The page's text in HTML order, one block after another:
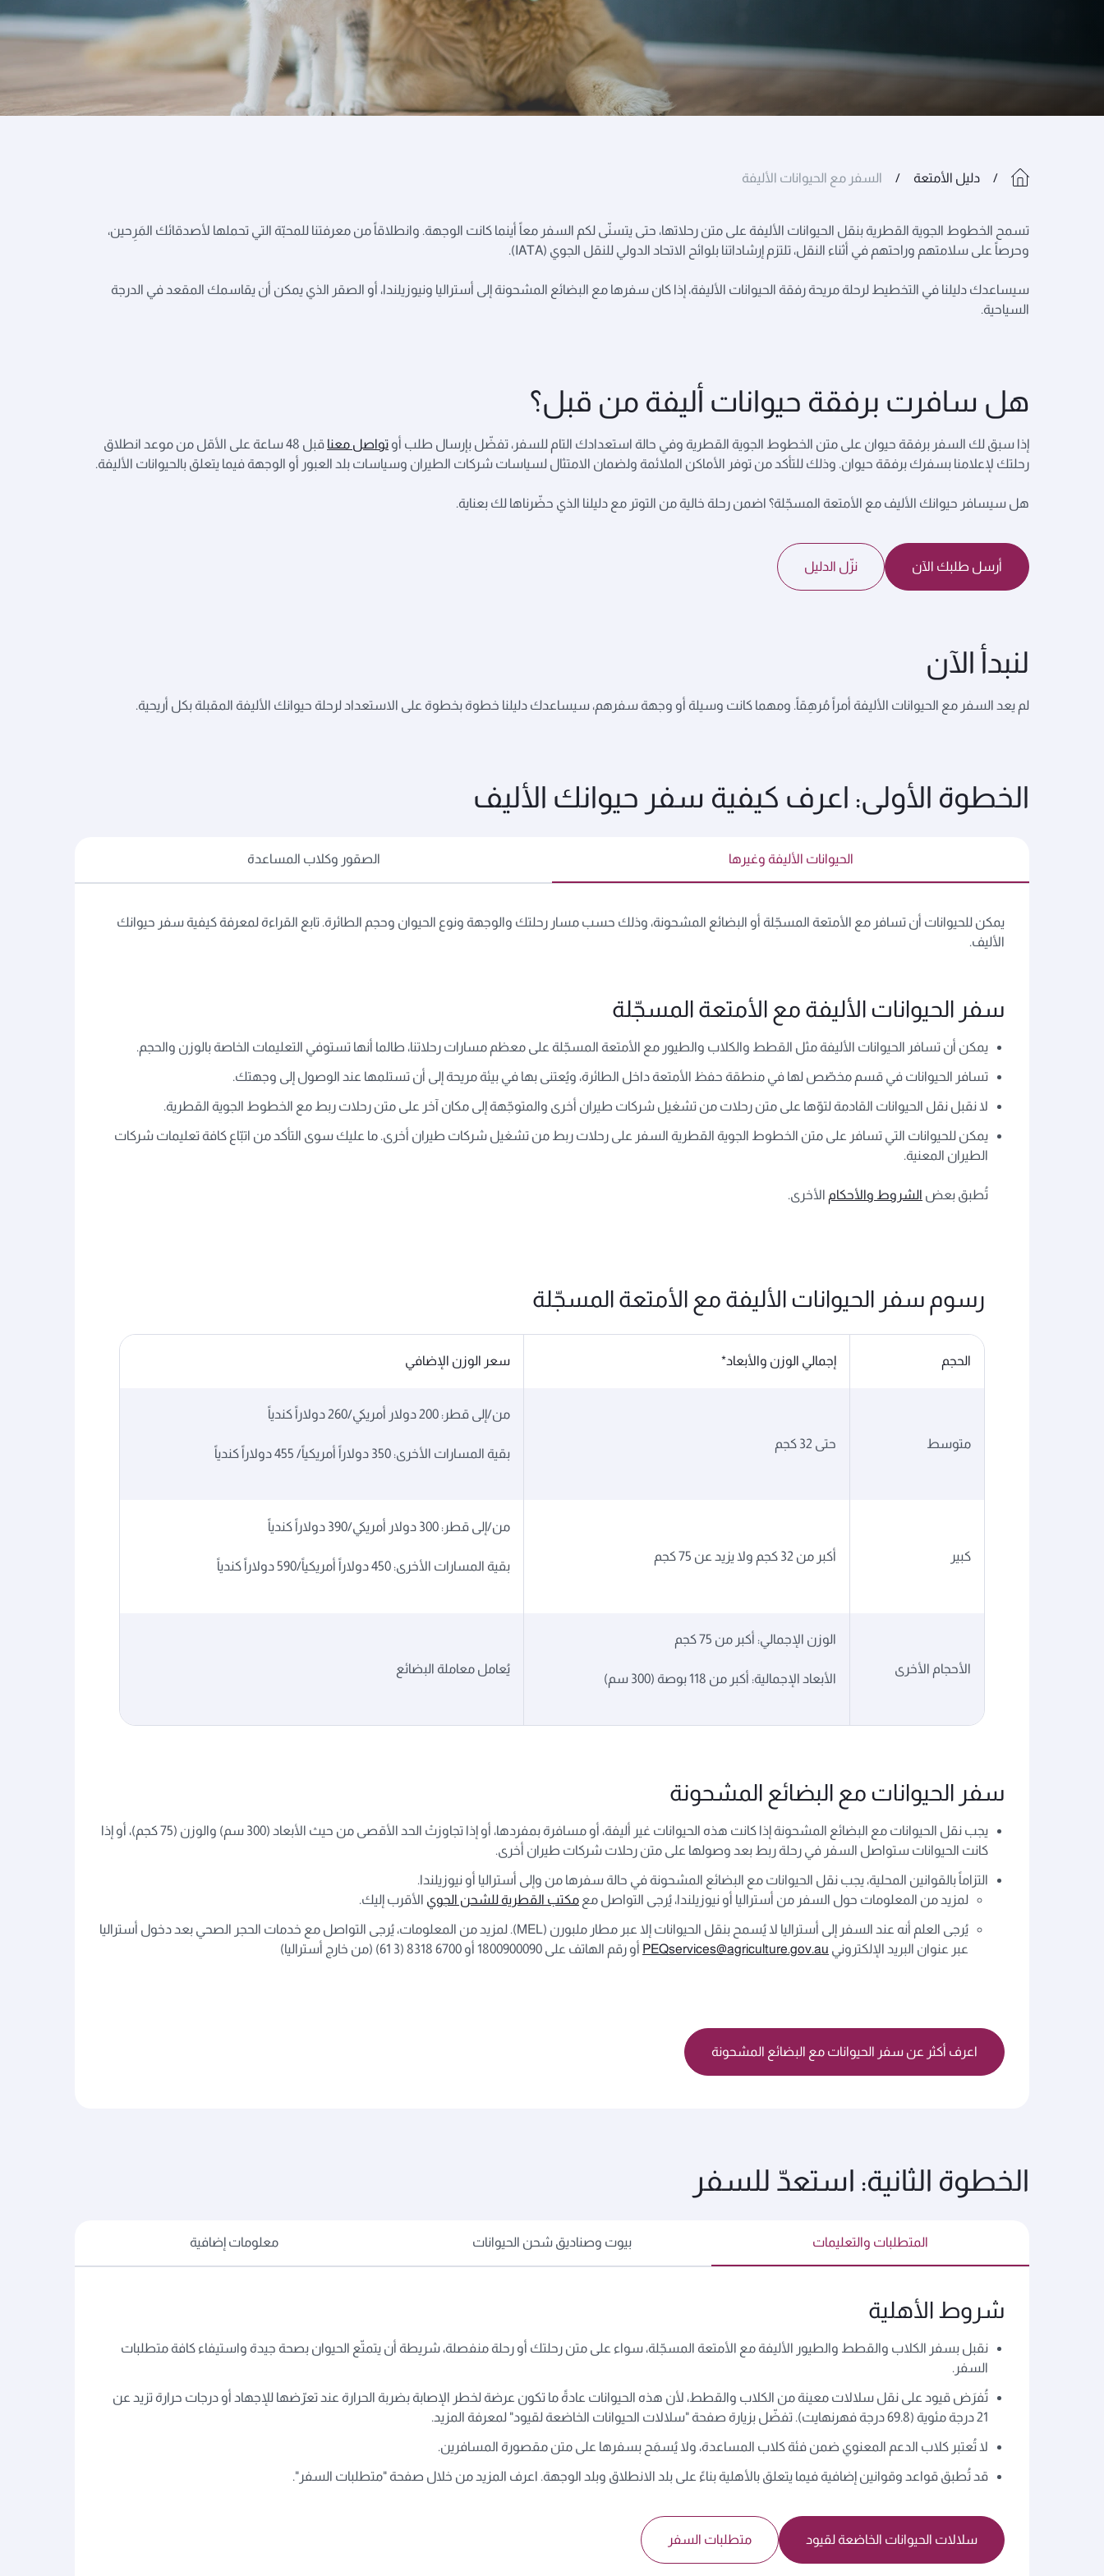
دليل الأمتعة السفر مع الحيوانات الأليفة
تسمح الخطوط الجوية القطرية بنقل الحيوانات الأليفة على متن رحلاتها، حتى يتسنّى لكم السفر معاً أينما كانت الوجهة. وانطلاقاً من معرفتنا للمحبّة التي تحملها لأصدقائك المَرِحين،
وحرصاً على سلامتهم وراحتهم في أثناء النقل، تلتزم إرشاداتنا بلوائح الاتحاد الدولي للنقل الجوي (IATA).
سيساعدك دليلنا في التخطيط لرحلة مريحة رفقة الحيوانات الأليفة، إذا كان سفرها مع البضائع المشحونة إلى أستراليا ونيوزيلندا، أو الصقر الذي يمكن أن يقاسمك المقعد في الدرجة
السياحية.
هل سافرت برفقة حيوانات أليفة من قبل؟
إذا سبق لك السفر برفقة حيوان على متن الخطوط الجوية القطرية وفي حالة استعدادك التام للسفر، تفضّل بإرسال طلب أو تواصل معنا
قبل 48 ساعة على الأقل من موعد انطلاق
رحلتك لإعلامنا بسفرك برفقة حيوان. وذلك للتأكد من توفر الأماكن الملائمة ولضمان الامتثال لسياسات شركات الطيران وسياسات بلد العبور أو الوجهة فيما يتعلق بالحيوانات الأليفة.
هل سيسافر حيوانك الأليف مع الأمتعة المسجّلة؟ اضمن رحلة خالية من التوتر مع دليلنا الذي حضّرناها لك بعناية.
أرسل طلبك الآن نزّل الدليل
لنبدأ الآن
لم يعد السفر مع الحيوانات الأليفة أمراً مُرهِقاً. ومهما كانت وسيلة أو وجهة سفرهم، سيساعدك دليلنا خطوة بخطوة على الاستعداد لرحلة حيوانك الأليفة المقبلة بكل أريحية.
الخطوة الأولى: اعرف كيفية سفر حيوانك الأليف
الحيوانات الأليفة وغيرها الصقور وكلاب المساعدة
يمكن للحيوانات أن تسافر مع الأمتعة المسجّلة أو البضائع المشحونة، وذلك حسب مسار رحلتك والوجهة ونوع الحيوان وحجم الطائرة. تابع القراءة لمعرفة كيفية سفر حيوانك
الأليف.
سفر الحيوانات الأليفة مع الأمتعة المسجّلة
يمكن أن تسافر الحيوانات الأليفة مثل القطط والكلاب والطيور مع الأمتعة المسجّلة على معظم مسارات رحلاتنا، طالما أنها تستوفي التعليمات الخاصة بالوزن والحجم.
تسافر الحيوانات في قسم مخصّص لها في منطقة حفظ الأمتعة داخل الطائرة، ويُعتنى بها في بيئة مريحة إلى أن تستلمها عند الوصول إلى وجهتك.
لا نقبل نقل الحيوانات القادمة لتوّها على متن رحلات من تشغيل شركات طيران أخرى والمتوجّهة إلى مكان آخر على متن رحلات ربط مع الخطوط الجوية القطرية.
يمكن للحيوانات التي تسافر على متن الخطوط الجوية القطرية السفر على رحلات ربط من تشغيل شركات طيران أخرى. ما عليك سوى التأكد من اتبّاع كافة تعليمات شركات
الطيران المعنية.
تُطبق بعض الشروط والأحكام الأخرى.
رسوم سفر الحيوانات الأليفة مع الأمتعة المسجّلة
الحجم إجمالي الوزن والأبعاد* سعر الوزن الإضافي
متوسط حتى 32 كجم
من/إلى قطر: 200 دولار أمريكي/260 دولاراً كندياً
بقية المسارات الأخرى: 350 دولاراً أمريكياً/ 455 دولاراً كندياً
كبير أكبر من 32 كجم ولا يزيد عن 75 كجم
من/إلى قطر: 300 دولار أمريكي/390 دولاراً كندياً
بقية المسارات الأخرى: 450 دولاراً أمريكياً/590 دولاراً كندياً
الأحجام الأخرى
الوزن الإجمالي: أكبر من 75 كجم
الأبعاد الإجمالية: أكبر من 118 بوصة (300 سم)
يُعامل معاملة البضائع
سفر الحيوانات مع البضائع المشحونة
يجب نقل الحيوانات مع البضائع المشحونة إذا كانت هذه الحيوانات غير أليفة، أو مسافرة بمفردها، أو إذا تجاوزتْ الحد الأقصى من حيث الأبعاد (300 سم) والوزن (75 كجم)، أو إذا
كانت الحيوانات ستواصل السفر في رحلة ربط بعد وصولها على متن رحلات شركات طيران أخرى.
التزاماً بالقوانين المحلية، يجب نقل الحيوانات مع البضائع المشحونة في حالة سفرها من وإلى أستراليا أو نيوزيلندا.
لمزيد من المعلومات حول السفر من أستراليا أو نيوزيلندا، يُرجى التواصل مع مكتب القطرية للشحن الجوي الأقرب إليك.
يُرجى العلم أنه عند السفر إلى أستراليا لا يُسمح بنقل الحيوانات إلا عبر مطار ملبورن (MEL). لمزيد من المعلومات، يُرجى التواصل مع خدمات الحجر الصحي بعد دخول أستراليا
عبر عنوان البريد الإلكتروني PEQservices@agriculture.gov.au أو رقم الهاتف على 1800900090 أو 6700 8318 (3 61) (من خارج أستراليا)
اعرف أكثر عن سفر الحيوانات مع البضائع المشحونة
الخطوة الثانية: استعدّ للسفر
المتطلبات والتعليمات بيوت وصناديق شحن الحيوانات معلومات إضافية
شروط الأهلية
نقبل بسفر الكلاب والقطط والطيور الأليفة مع الأمتعة المسجّلة، سواء على متن رحلتك أو رحلة منفصلة، شريطة أن يتمتّع الحيوان بصحة جيدة واستيفاء كافة متطلبات
السفر.
تُفرَض قيود على نقل سلالات معينة من الكلاب والقطط، لأن هذه الحيوانات عادةً ما تكون عرضة لخطر الإصابة بضربة الحرارة عند تعرّضها للإجهاد أو درجات حرارة تزيد عن
21 درجة مئوية (69.8 درجة فهرنهايت). تفضّل بزيارة صفحة "سلالات الحيوانات الخاضعة لقيود" لمعرفة المزيد.
لا تُعتبر كلاب الدعم المعنوي ضمن فئة كلاب المساعدة، ولا يُسمَح بسفرها على متن مقصورة المسافرين.
قد تُطبق قواعد وقوانين إضافية فيما يتعلق بالأهلية بناءً على بلد الانطلاق وبلد الوجهة. اعرف المزيد من خلال صفحة "متطلبات السفر".
سلالات الحيوانات الخاضعة لقيود متطلبات السفر